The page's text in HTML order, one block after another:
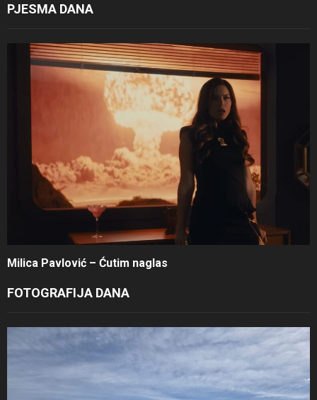
PJESMA DANA
Milica Pavlović – Ćutim naglas
FOTOGRAFIJA DANA